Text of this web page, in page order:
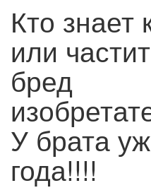
Кто знает
или
бред
У брата
года!!!!